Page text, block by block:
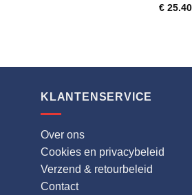
€ 25.40
KLANTENSERVICE
Over ons
Cookies en privacybeleid
Verzend & retourbeleid
Contact